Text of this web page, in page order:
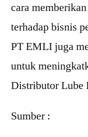
cara
terhadap bisnis
PT EMLI juga
untuk
Distributor Lube
Sumber :